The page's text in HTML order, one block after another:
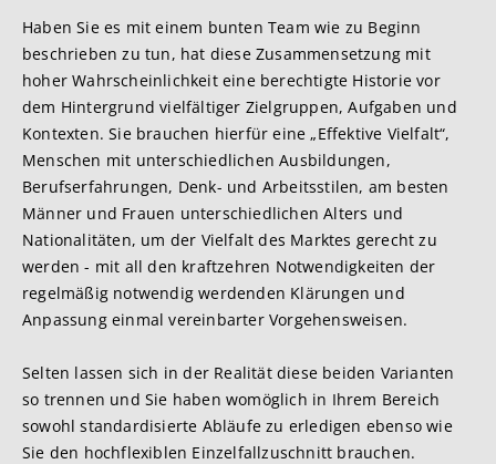
Haben Sie es mit einem bunten Team wie zu Beginn
beschrieben zu tun, hat diese Zusammensetzung mit
hoher Wahrscheinlichkeit eine berechtigte Historie vor
dem Hintergrund vielfältiger Zielgruppen, Aufgaben und
Kontexten. Sie brauchen hierfür eine „Effektive Vielfalt“,
Menschen mit unterschiedlichen Ausbildungen,
Berufserfahrungen, Denk- und Arbeitsstilen, am besten
Männer und Frauen unterschiedlichen Alters und
Nationalitäten, um der Vielfalt des Marktes gerecht zu
werden - mit all den kraftzehren Notwendigkeiten der
regelmäßig notwendig werdenden Klärungen und
Anpassung einmal vereinbarter Vorgehensweisen.
Selten lassen sich in der Realität diese beiden Varianten
so trennen und Sie haben womöglich in Ihrem Bereich
sowohl standardisierte Abläufe zu erledigen ebenso wie
Sie den hochflexiblen Einzelfallzuschnitt brauchen.